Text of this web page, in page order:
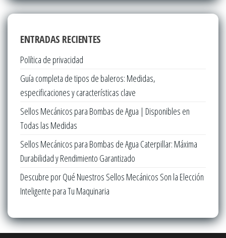
ENTRADAS RECIENTES
Política de privacidad
Guía completa de tipos de baleros: Medidas,
especificaciones y características clave
Sellos Mecánicos para Bombas de Agua | Disponibles en
Todas las Medidas
Sellos Mecánicos para Bombas de Agua Caterpillar: Máxima
Durabilidad y Rendimiento Garantizado
Descubre por Qué Nuestros Sellos Mecánicos Son la Elección
Inteligente para Tu Maquinaria